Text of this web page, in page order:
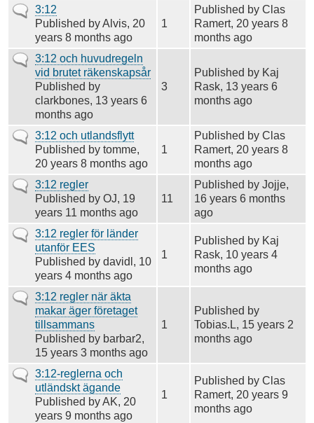
Vanligt
ämne
3:12
Published byAlvis, 20
years 8 months ago
1
Published by Clas
Ramert, 20 years 8
months ago
Vanligt
ämne
3:12 och huvudregeln
vid brutet räkenskapsår
Published by
clarkbones, 13 years 6
months ago
3
Published by Kaj
Rask, 13 years 6
months ago
Vanligt
ämne
3:12 och utlandsflytt
Published by tomme,
20 years 8 months ago
1
Published by Clas
Ramert, 20 years 8
months ago
Vanligt
ämne
3:12 regler
Published by OJ, 19
years 11 months ago
11
Published by Jojje,
16 years 6 months
ago
Vanligt
ämne
3:12 regler för länder
utanför EES
Published by davidl , 10
years 4 months ago
1
Published by Kaj
Rask, 10 years 4
months ago
Vanligt
ämne
3:12 regler när äkta
makar äger företaget
tillsammans
Published by barbar2,
15 years 3 months ago
1
Published by
Tobias.L, 15 years 2
months ago
Vanligt
ämne
3:12-reglerna och
utländskt ägande
Published byAK, 20
years 9 months ago
1
Published by Clas
Ramert, 20 years 9
months ago